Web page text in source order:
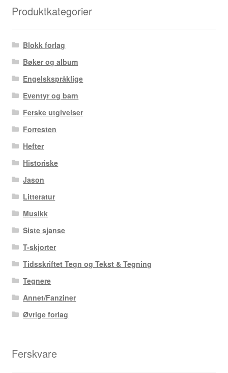
Øystein Runde
Øyvind Lauvdahl
Berliac
Bjørn Bjarre
Bjørn Ousland
Christian Hartmann
Duplex
Ellen Bergheim
Esben S. Titland
Flu Hartberg
Produktkategorier
Blokk forlag
Bøker og album
Engelskspråklige
Eventyr og barn
Ferske utgivelser
Forresten
Hefter
Historiske
Jason
Litteratur
Musikk
Siste sjanse
T-skjorter
Tidsskriftet Tegn og Tekst & Tegning
Tegnere
Annet/Fanziner
Øvrige forlag
Ferskvare